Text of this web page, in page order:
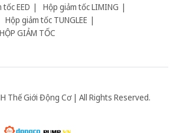
EED
Hộp giảm tốc LIMING
Hộp giảm tốc TUNGLEE
HỘP GIẢM TỐC
Thế Giới Động Cơ | All Rights Reserved.